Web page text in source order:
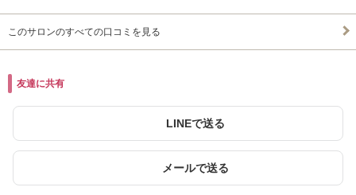
このサロンのすべての口コミを見る
友達に共有
LINEで送る
メールで送る